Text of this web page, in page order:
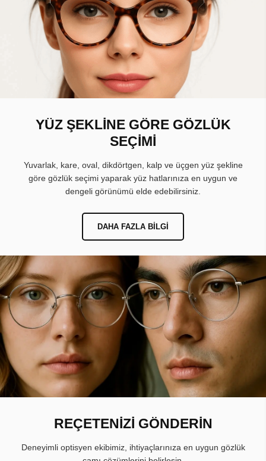
YÜZ ŞEKLİNE GÖRE GÖZLÜK
SEÇİMİ
Yuvarlak, kare, oval, dikdörtgen, kalp ve üçgen yüz şekline
göre gözlük seçimi yaparak yüz hatlarınıza en uygun ve
dengeli görünümü elde edebilirsiniz.
DAHA FAZLA BILGI
REÇETENİZİ GÖNDERİN
Deneyimli optisyen ekibimiz, ihtiyaçlarınıza en uygun gözlük